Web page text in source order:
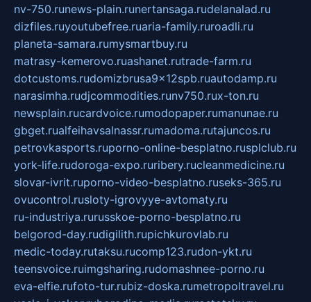
nv-750.runews-plain.runertansaga.rudelanalad.ru
dizfiles.ruyoutubefree.ruaria-family.ruroadli.ru
planeta-samara.rumysmartbuy.ru
matrasy-kemerovo.ruashanet.rutrade-farm.ru
dotcustoms.rudomizbrusa9x12spb.ruautodamp.ru
narasimha.rudjcommodities.runv750.rux-ton.ru
newsplain.rucardvoice.rumodopaper.rumanunae.ru
gbget.rualfeihavsalnassr.rumadoma.rutajuncos.ru
petrovkasports.ruporno-online-besplatno.rusplclub.ru
york-life.rudoroga-expo.ruribery.rucleanmedicine.ru
slovar-ivrit.ruporno-video-besplatno.ruseks-365.ru
ovucontrol.rusloty-igrovyye-avtomaty.ru
ru-industriya.rurusskoe-porno-besplatno.ru
belgorod-day.rudigilith.rupichkurovlab.ru
medic-today.rutaksu.rucomp123.rudon-ykt.ru
teensvoice.ruimgsharing.rudomashnee-porno.ru
eva-elfie.rufoto-tur.rubiz-doska.rumetropoltravel.ru